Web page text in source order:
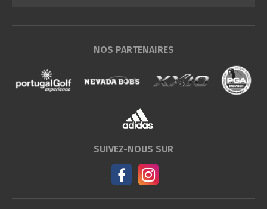
NOS PARTENAIRES
SUIVEZ-NOUS SUR